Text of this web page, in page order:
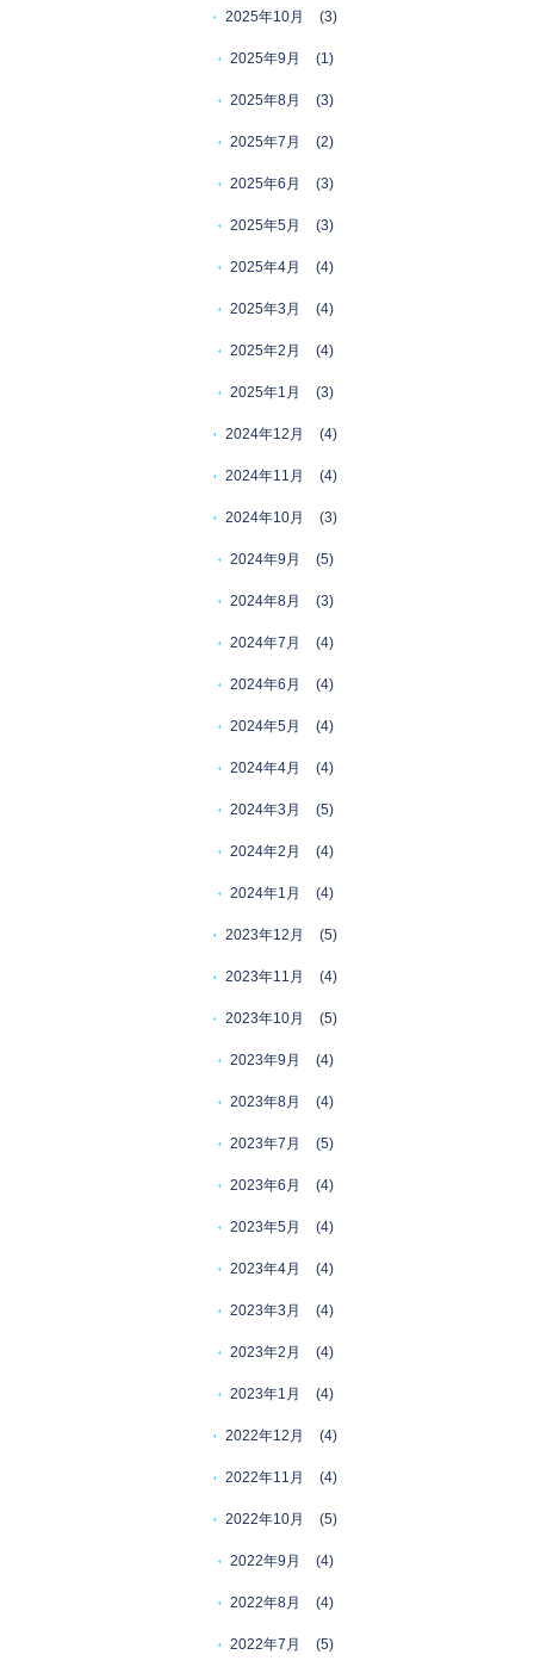
2025年10月 (3)
2025年9月 (1)
2025年8月 (3)
2025年7月 (2)
2025年6月 (3)
2025年5月 (3)
2025年4月 (4)
2025年3月 (4)
2025年2月 (4)
2025年1月 (3)
2024年12月 (4)
2024年11月 (4)
2024年10月 (3)
2024年9月 (5)
2024年8月 (3)
2024年7月 (4)
2024年6月 (4)
2024年5月 (4)
2024年4月 (4)
2024年3月 (5)
2024年2月 (4)
2024年1月 (4)
2023年12月 (5)
2023年11月 (4)
2023年10月 (5)
2023年9月 (4)
2023年8月 (4)
2023年7月 (5)
2023年6月 (4)
2023年5月 (4)
2023年4月 (4)
2023年3月 (4)
2023年2月 (4)
2023年1月 (4)
2022年12月 (4)
2022年11月 (4)
2022年10月 (5)
2022年9月 (4)
2022年8月 (4)
2022年7月 (5)